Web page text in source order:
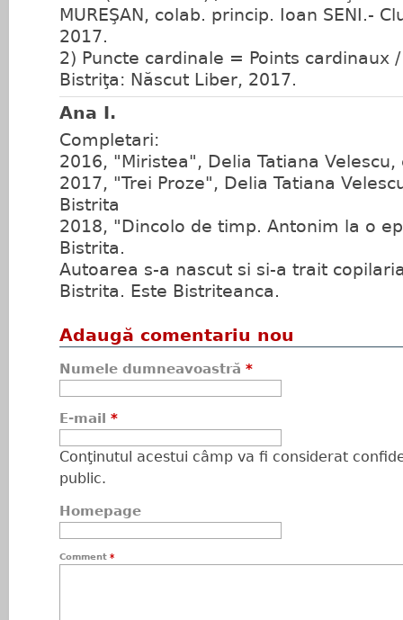
MUREŞAN, colab. princip. Ioan SENI.-
2017.
2) Puncte cardinale = Points cardinaux /
Bistriţa: Născut Liber, 2017.
Ana I.
Completari:
2016, "Miristea", Delia Tatiana
2017, "Trei Proze", Delia Tatiana
Bistrita
2018, "Dincolo de timp. Antonim la o
Bistrita.
Autoarea s-a nascut si si-a trait
Bistrita. Este Bistriteanca.
Adaugă comentariu nou
Numele dumneavoastră *
E-mail *
Conţinutul acestui câmp va fi considerat
public.
Homepage
Comment *